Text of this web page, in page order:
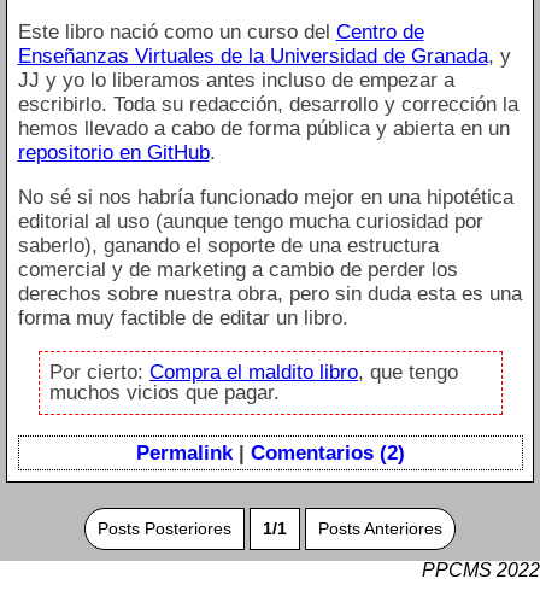
Este libro nació como un curso del Centro de
Enseñanzas Virtuales de la Universidad de Granada, y
JJ y yo lo liberamos antes incluso de empezar a
escribirlo. Toda su redacción, desarrollo y corrección la
hemos llevado a cabo de forma pública y abierta en un
repositorio en GitHub.
No sé si nos habría funcionado mejor en una hipotética
editorial al uso (aunque tengo mucha curiosidad por
saberlo), ganando el soporte de una estructura
comercial y de marketing a cambio de perder los
derechos sobre nuestra obra, pero sin duda esta es una
forma muy factible de editar un libro.
Por cierto: Compra el maldito libro, que tengo
muchos vicios que pagar.
Permalink| Comentarios (2)
Posts Posteriores 1/1 Posts Anteriores
PPCMS 2022